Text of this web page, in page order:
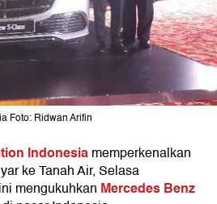
Foto: Ridwan Arifin
Indonesiamemperkenalkan
ke Tanah Air, Selasa
mengukuhkan Mercedes Benz